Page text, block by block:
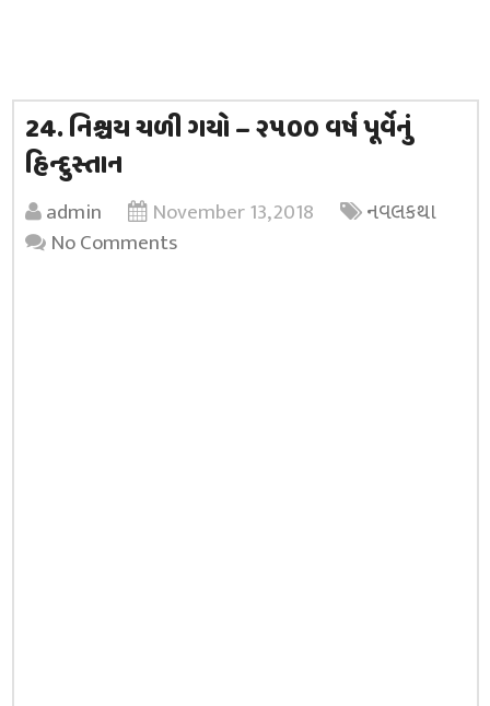
24. નિશ્ચય ચળી ગયો – ૨૫૦૦ વર્ષ પૂર્વેનું
હિન્દુસ્તાન
admin November 13, 2018
નવલકથા
No Comments